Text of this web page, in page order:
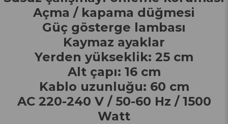
Açma / kapama düğmesi
Güç gösterge lambası
Kaymaz ayaklar
Yerden yükseklik: 25 cm
Alt çapı: 16 cm
Kablo uzunluğu: 60 cm
AC 220-240 V / 50-60 Hz / 1500
Watt